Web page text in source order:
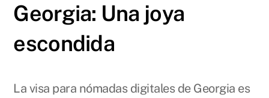
Georgia: Una joya
escondida
La visa para nómadas digitales de Georgia es